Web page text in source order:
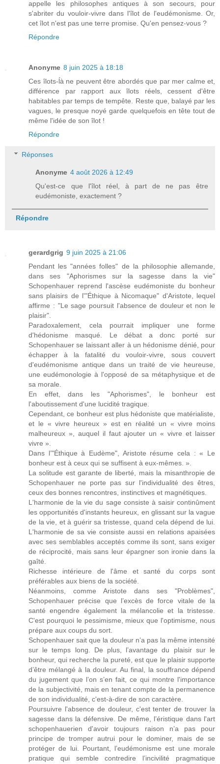
appelle les philosophes antiques à son secours, pour
s'abriter du vouloir-vivre dans l'îlot de l'eudémonisme. Or,
cet îlot n'est pas une terre promise. Qu'en pensez-vous ?
Répondre
Anonyme 8 juin 2025 à 18:18
Ces îlots-ĺà ne peuvent être abordés que par mer calme et,
différence par rapport aux îlots réels, cessent d'être
habitables par temps de tempête. Reste que, balayé par les
vagues, le presque noyé garde quelquefois en tête tout de
même l'idée de son îlot !
Répondre
Réponses
Anonyme 4 août 2026 à 12:49
Qu'est-ce que l'îlot réel, à part de ne pas être
eudémoniste, exactement ?
Répondre
gerardgrig 9 juin 2025 à 21:06
Pendant les "années folles" de la philosophie allemande,
dans ses "Aphorismes sur la sagesse dans la vie"
Schopenhauer reprend l'ascèse eudémoniste du bonheur
sans plaisirs de l'"Éthique à Nicomaque" d'Aristote, lequel
affirme : "Le sage poursuit l'absence de douleur et non le
plaisir".
Paradoxalement, cela pourrait impliquer une forme
d'hédonisme masqué. Le débat a donc porté sur
Schopenhauer se laissant aller à un hédonisme dénié, pour
échapper à la fatalité du vouloir-vivre, sous couvert
d'eudémonisme antique dans un traité de vie heureuse,
une eudémonologie à l'opposé de sa métaphysique et de
sa morale.
En effet, dans les "Aphorismes", le bonheur est
l'aboutissement d'une lucidité tragique.
Cependant, ce bonheur est plus hédoniste que matérialiste,
et le « vivre heureux » est en réalité un « vivre moins
malheureux », auquel il faut ajouter un « vivre et laisser
vivre ».
Dans l’"Éthique à Eudème", Aristote résume cela : « Le
bonheur est à ceux qui se suffisent à eux-mêmes. ».
La solitude est garante de liberté, mais la misanthropie de
Schopenhauer ne porte pas sur l'individualité des êtres,
ceux des bonnes rencontres, instinctives et magnétiques.
L'harmonie de la vie du sage consiste à saisir continûment
les opportunités d'instants heureux, en glissant sur la vague
de la vie, et à guérir sa tristesse, quand cela dépend de lui.
L'harmonie de sa vie consiste aussi en relations apaisées
avec ses semblables acceptés comme ils sont, sans exiger
de réciprocité, mais sans leur épargner son ironie dans la
gaîté.
Richesse intérieure de l'âme et santé du corps sont
préférables aux biens de la société.
Néanmoins, comme Aristote dans ses "Problèmes",
Schopenhauer précise que l’excès de force vitale de la
santé engendre également la mélancolie et la tristesse.
C'est pourquoi le pessimisme, mieux que l'optimisme, nous
prépare aux coups du sort.
Schopenhauer sait que la douleur n’a pas la même intensité
sur le temps long. De plus, l’avantage du plaisir sur le
bonheur, qui recherche la pureté, est que le plaisir supporte
d’être mélangé à la douleur. Au final, la souffrance dépend
du jugement que l’on s’en fait, ce qui montre l'importance
de la subjectivité, mais en tenant compte de la permanence
de son individualité, c'est-à-dire de son caractère.
Poursuivre l'absence de douleur, c'est tenter de trouver la
sagesse dans la défensive. De même, l’éristique dans l'art
schopenhauerien d'avoir toujours raison n’a pas pour
principe de tromper autrui pour le dominer, mais de se
protéger de lui. Pourtant, l’eudémonisme est une morale
pratique qui semble contredire l’incivilité pragmatique